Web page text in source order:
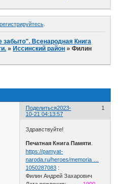
.
забыто". Всенародная Книга
» Иссинский район »Филин
Поделиться 1
2023-
10-21 04:13:57
Здравствуйте!
Печатная Книга Памяти
https://pamyat-
naroda.ru/heroes/memoria …
1050287083 :
Филин Андрей Захарович